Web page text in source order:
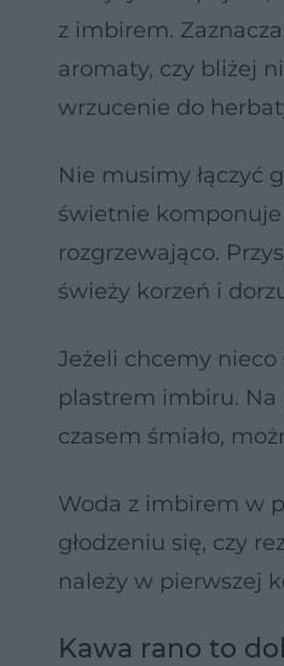
z imbirem.
aromaty, czy bliżej
wrzucenie do
Nie musimy łączyć
świetnie komponuje
rozgrzewająco.
świeży korzeń i
Jeżeli chcemy
plastrem imbiru. Na
czasem śmiało,
Woda z imbirem w
głodzeniu się, czy
należy w pierwszej
Kawa rano to